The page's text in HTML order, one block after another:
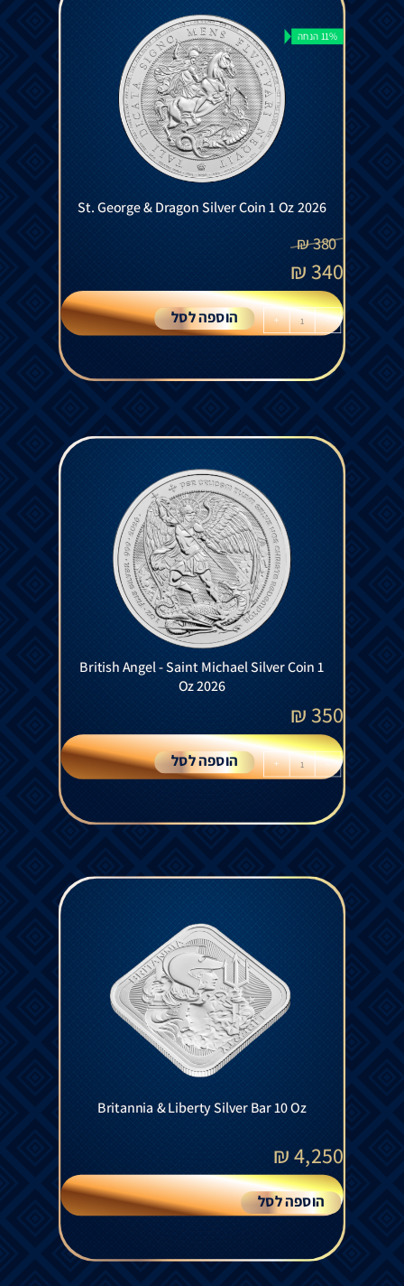
11% הנחה
St. George & Dragon Silver Coin 1 Oz 2026
380
₪
340
₪
-
+ הוספה לסל
British Angel - Saint Michael Silver Coin 1
Oz 2026
350
₪
-
+ הוספה לסל
Britannia & Liberty Silver Bar 10 Oz
4,250
₪
הוספה לסל